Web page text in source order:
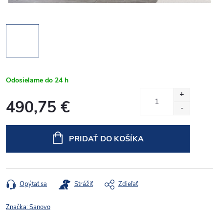
Odosielame do 24 h
490,75 €
PRIDAŤ DO KOŠÍKA
Opýtať sa Strážiť Zdieľať
Značka:Sanovo